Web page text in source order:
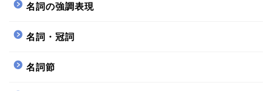
名詞の強調表現
名詞・冠詞
名詞節